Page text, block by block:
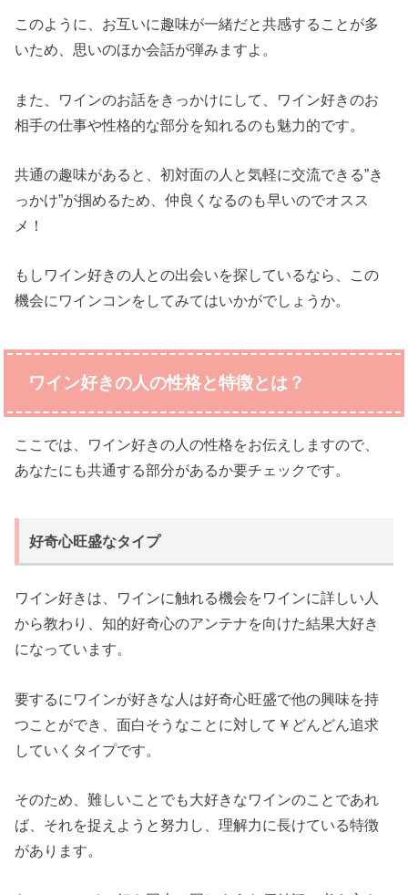
このように、お互いに趣味が一緒だと共感することが多
いため、思いのほか会話が弾みますよ。
また、ワインのお話をきっかけにして、ワイン好きのお
相手の仕事や性格的な部分を知れるのも魅力的です。
共通の趣味があると、初対面の人と気軽に交流できる”き
っかけ”が掴めるため、仲良くなるのも早いのでオスス
メ！
もしワイン好きの人との出会いを探しているなら、この
機会にワインコンをしてみてはいかがでしょうか。
ワイン好きの人の性格と特徴とは？
ここでは、ワイン好きの人の性格をお伝えしますので、
あなたにも共通する部分があるか要チェックです。
好奇心旺盛なタイプ
ワイン好きは、ワインに触れる機会をワインに詳しい人
から教わり、知的好奇心のアンテナを向けた結果大好き
になっています。
要するにワインが好きな人は好奇心旺盛で他の興味を持
つことができ、面白そうなことに対して￥どんどん追求
していくタイプです。
そのため、難しいことでも大好きなワインのことであれ
ば、それを捉えようと努力し、理解力に長けている特徴
があります。